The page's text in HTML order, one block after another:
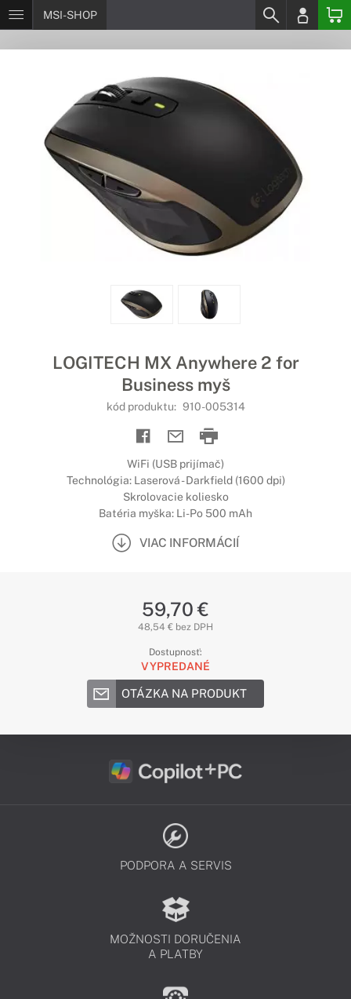
MSI-SHOP
LOGITECH MX Anywhere 2 for
Business myš
kód produktu: 910-005314
WiFi (USB prijímač)
Technológia: Laserová - Darkfield (1600 dpi)
Skrolovacie koliesko
Batéria myška: Li-Po 500 mAh
VIAC INFORMÁCIÍ
59,70 €
48,54 € bez DPH
Dostupnosť:
VYPREDANÉ
OTÁZKA NA PRODUKT
PODPORA A SERVIS
MOŽNOSTI DORUČENIA
A PLATBY